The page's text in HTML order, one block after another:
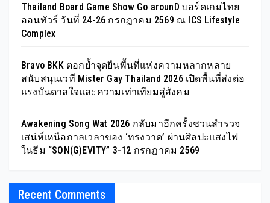
Thailand Board Game Show Go arounD บอร์ดเกมไทย
ออนทัวร์ วันที่ 24-26 กรกฎาคม 2569 ณ ICS Lifestyle
Complex
Bravo BKK ตอกย้ำจุดยืนพื้นที่แห่งความหลากหลาย
สนับสนุนเวที Mister Gay Thailand 2026 เปิดพื้นที่ส่งต่อ
แรงบันดาลใจและความเท่าเทียมสู่สังคม
Awakening Song Wat 2026 กลับมาอีกครั้งชวนสำรวจ
เสน่ห์เหนือกาลเวลาของ ‘ทรงวาด’ ผ่านศิลปะแสงไฟ
ในธีม “SON(G)EVITY” 3-12 กรกฎาคม 2569
Recent Comments